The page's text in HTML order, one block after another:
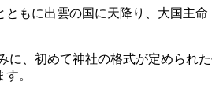
もに出雲の国に天降り、大国主命
、初めて神社の格式が定められ
。